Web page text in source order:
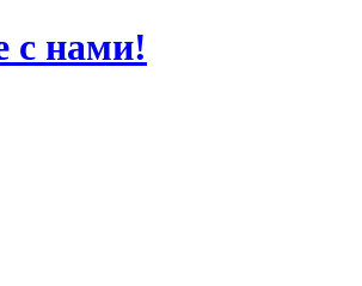
с нами!